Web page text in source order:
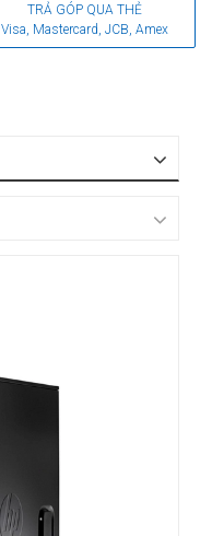
TRẢ GÓP QUA THẺ
Visa, Mastercard, JCB, Amex